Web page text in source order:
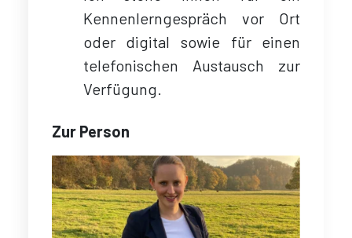
Kennenlerngespräch vor Ort
oder digital sowie für einen
telefonischen Austausch zur
Verfügung.
Zur Person